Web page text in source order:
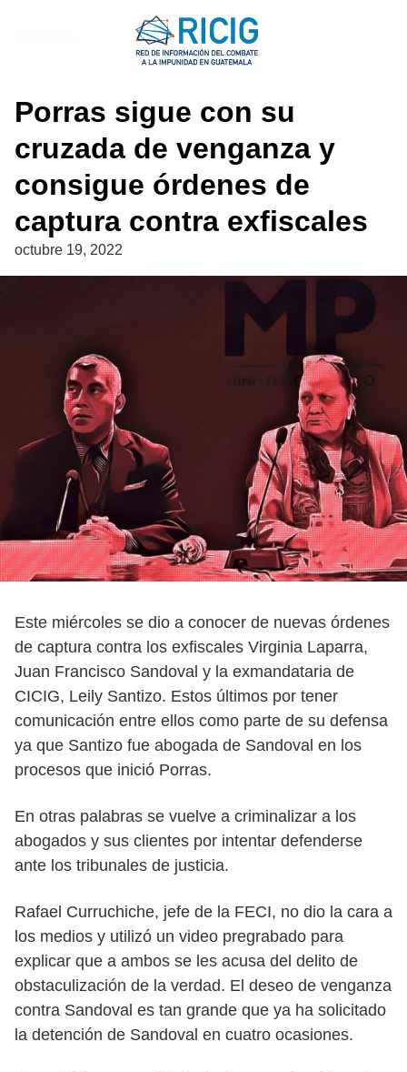
Porras sigue con su
cruzada de venganza y
consigue órdenes de
captura contra exfiscales
octubre 19, 2022
Este miércoles se dio a conocer de nuevas órdenes
de captura contra los exfiscales Virginia Laparra,
Juan Francisco Sandoval y la exmandataria de
CICIG, Leily Santizo. Estos últimos por tener
comunicación entre ellos como parte de su defensa
ya que Santizo fue abogada de Sandoval en los
procesos que inició Porras.
En otras palabras se vuelve a criminalizar a los
abogados y sus clientes por intentar defenderse
ante los tribunales de justicia.
Rafael Curruchiche, jefe de la FECI, no dio la cara a
los medios y utilizó un video pregrabado para
explicar que a ambos se les acusa del delito de
obstaculización de la verdad. El deseo de venganza
contra Sandoval es tan grande que ya ha solicitado
la detención de Sandoval en cuatro ocasiones.